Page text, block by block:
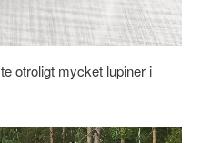
otroligt mycket lupiner i